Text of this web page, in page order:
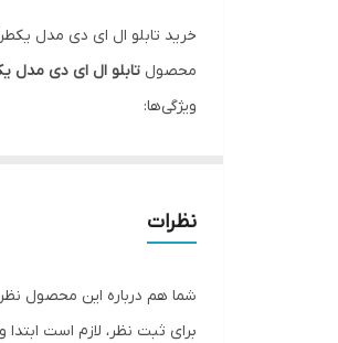
وزن
خرید تابلو ال ای دی مدل
محصول تابلو ال ای دی مدل
ویژگی‌ها:
ارسال سریع به سراسر کشور
پشتیبانی و گارانتی معتبر
نظرات
شما هم درباره این محصول
برای ثبت نظر، لازم است